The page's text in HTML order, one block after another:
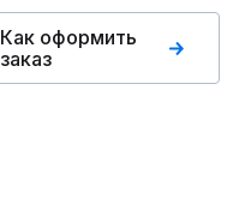
Как оформить
заказ